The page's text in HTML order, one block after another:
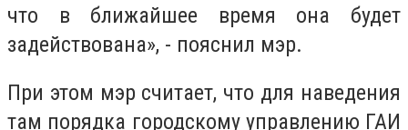
что в ближайшее время она будет
задействована», - пояснил мэр.
При этом мэр считает, что для наведения
там порядка городскому управлению ГАИ